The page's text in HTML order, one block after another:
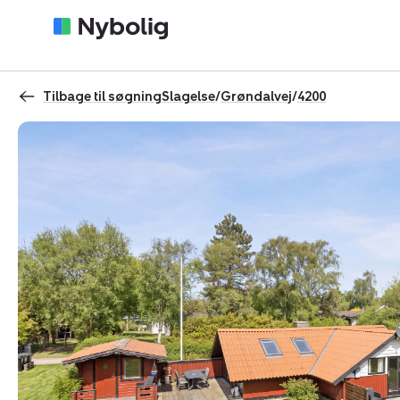
Tilbage til søgningSlagelse/Grøndalvej/4200